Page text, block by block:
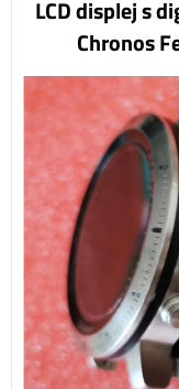
LCD displej s
Chronos